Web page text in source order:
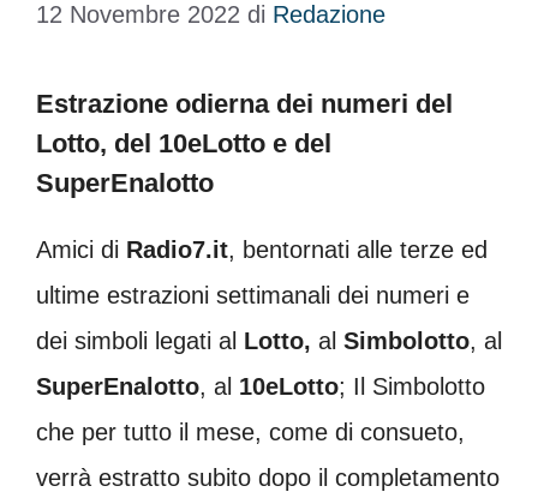
12 Novembre 2022 di Redazione
Estrazione odierna dei numeri del
Lotto, del 10eLotto e del
SuperEnalotto
Amici di Radio7.it, bentornati alle terze ed
ultime estrazioni settimanali dei numeri e
dei simboli legati al Lotto, al Simbolotto, al
SuperEnalotto, al 10eLotto; Il Simbolotto
che per tutto il mese, come di consueto,
verrà estratto subito dopo il completamento